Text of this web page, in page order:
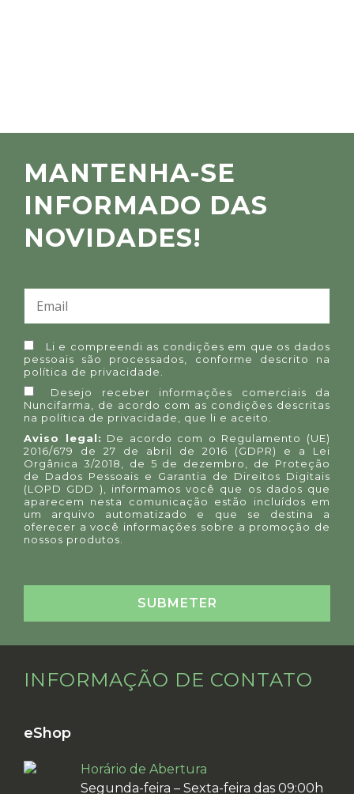
MANTENHA-SE
INFORMADO DAS
NOVIDADES!
Li e compreendi as condições em que os dados
pessoais são processados, conforme descrito na
política de privacidade
Desejo receber informações comerciais da
Nuncifarma, de acordo com as condições descritas
na política de privacidade
, que li e aceito.
Aviso legal: De acordo com o Regulamento (UE)
2016/679 de 27 de abril de 2016 (GDPR) e a Lei
Orgânica 3/2018, de 5 de dezembro, de Proteção
de Dados Pessoais e Garantia de Direitos Digitais
(LOPD GDD ), informamos você que os dados que
aparecem nesta comunicação estão incluídos em
um arquivo automatizado e que se destina a
oferecer a você informações sobre a promoção de
nossos produtos.
INFORMAÇÃO DE CONTATO
eShop
Horário de Abertura
Segunda-feira – Sexta-feira das 09:00h